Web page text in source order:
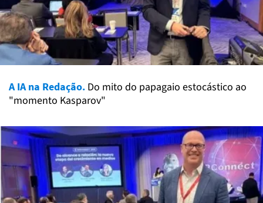
A IA na Redação. Do mito do papagaio estocástico ao
"momento Kasparov"